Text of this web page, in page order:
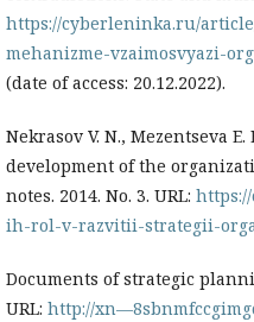
https://cyberleninka.ru/
mehanizme-vzaimosvyazi-
(date of access: 20.12.2022).
Nekrasov V. N., Mezentseva
development of the
notes. 2014. No. 3. URL:
ih-rol-v-razvitii-strategii-
Documents of strategic
URL: http://